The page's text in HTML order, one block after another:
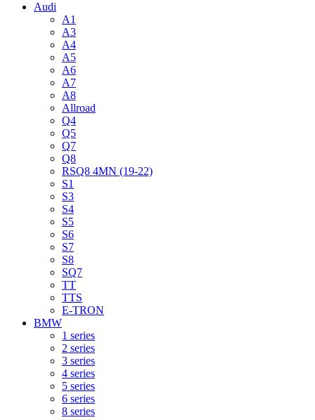
Audi
A1
A3
A4
A5
A6
A7
A8
Allroad
Q4
Q5
Q7
Q8
RSQ8 4MN (19-22)
S1
S3
S4
S5
S6
S7
S8
SQ7
TT
TTS
E-TRON
BMW
1 series
2 series
3 series
4 series
5 series
6 series
8 series